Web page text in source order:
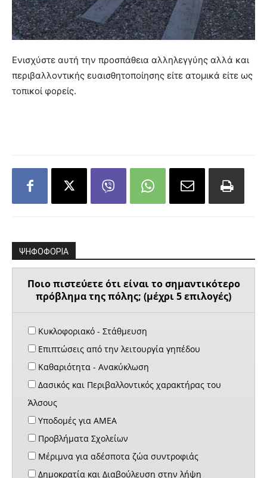
Ενισχύστε αυτή την προσπάθεια αλληλεγγύης αλλά και
περιβαλλοντικής ευαισθητοποίησης είτε ατομικά είτε ως
τοπικοί φορείς.
ΨΗΦΟΦΟΡΙΑ
Ποιο πιστεύετε ότι είναι το σημαντικότερο
πρόβλημα της πόλης; (μέχρι 5 επιλογές)
Κυκλοφοριακό - Στάθμευση
Επιπτώσεις από την λειτουργία γηπέδου
Καθαριότητα - Ανακύκλωση
Δασικός και Περιβαλλοντικός χαρακτήρας του
Άλσους
Υποδομές για ΑΜΕΑ
Προβλήματα Σχολείων
Μέριμνα για αδέσποτα ζώα συντροφιάς
Δημοκρατία και Διαβούλευση στην λήψη